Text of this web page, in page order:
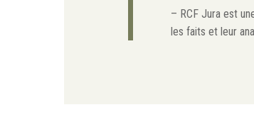
– RCF Jura est
les faits et leur